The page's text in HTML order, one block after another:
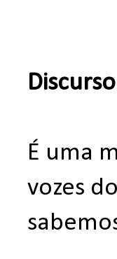
É uma
vozes